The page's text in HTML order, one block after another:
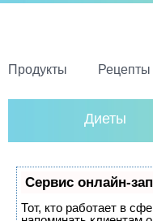
Продукты Рецепты
Диеты
Сервис онлайн-
Тот, кто работает в